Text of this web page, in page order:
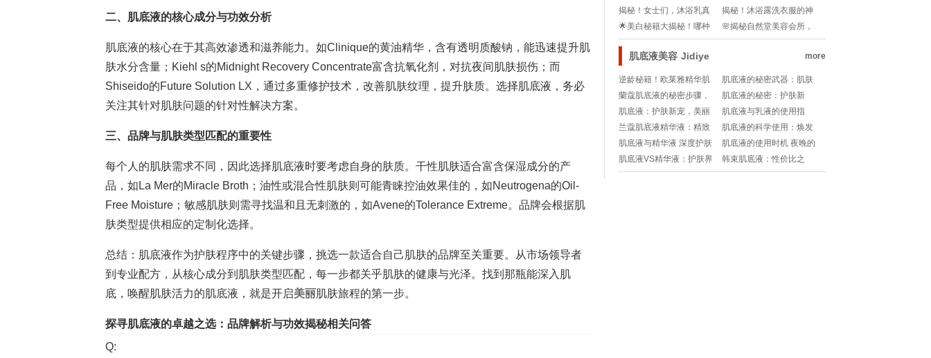
二、肌底液的核心成分与功效分析
肌底液的核心在于其高效渗透和滋养能力。如Clinique的黄油精华，含有透明质酸钠，能迅速提升肌
肤水分含量；Kiehl s的Midnight Recovery Concentrate富含抗氧化剂，对抗夜间肌肤损伤；而
Shiseido的Future Solution LX，通过多重修护技术，改善肌肤纹理，提升肤质。选择肌底液，务必
关注其针对肌肤问题的针对性解决方案。
三、品牌与肌肤类型匹配的重要性
每个人的肌肤需求不同，因此选择肌底液时要考虑自身的肤质。干性肌肤适合富含保湿成分的产
品，如La Mer的Miracle Broth；油性或混合性肌肤则可能青睐控油效果佳的，如Neutrogena的Oil-
Free Moisture；敏感肌肤则需寻找温和且无刺激的，如Avene的Tolerance Extreme。品牌会根据肌
肤类型提供相应的定制化选择。
总结：肌底液作为护肤程序中的关键步骤，挑选一款适合自己肌肤的品牌至关重要。从市场领导者
到专业配方，从核心成分到肌肤类型匹配，每一步都关乎肌肤的健康与光泽。找到那瓶能深入肌
底，唤醒肌肤活力的肌底液，就是开启美丽肌肤旅程的第一步。
探寻肌底液的卓越之选：品牌解析与功效揭秘相关问答
Q:
大揭秘🔍💰
日控油救星？测评来袭!
揭秘！女士们，沐浴乳真
的能洗头吗？💦💧
揭秘！沐浴露洗衣服的神
奇功效，你get了吗？!
🌟美白秘籍大揭秘！哪种
护肤品让你肌肤如雪？✨
🌸揭秘自然堂美容会所，
肌肤保养的秘密花园🌺
肌底液美容 Jidiye more
逆龄秘籍！欧莱雅精华肌
底液使用大揭秘💧🔍
肌底液的秘密武器：肌肤
重生的关键步骤!
蘭蔻肌底液的秘密步骤，
你的护肤日常升级指南!
肌底液的秘密：护肤新
宠，你用对了吗？
肌底液：护肤新宠，美丽
肌底的秘密武器
肌底液与乳液的使用指
南：时间的艺术
兰蔻肌底液精华液：精致
护肤的优雅指南
肌底液的科学使用：焕发
肌肤新生的秘密武器
肌底液与精华液 深度护肤
的秘密武器
肌底液的使用时机 夜晚的
秘密武器还是白天的护肤
精华？
肌底液VS精华液：护肤界
的双剑合璧，你get了吗？
韩束肌底液：性价比之
王，价格揭秘！???